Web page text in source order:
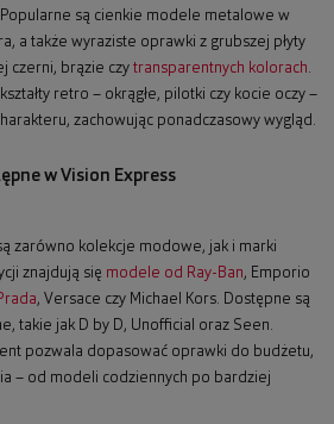
są cienkie modele metalowe w
a także wyraziste oprawki z grubszej płyty
czerni, brązie czy transparentnych kolorach.
retro – okrągłe, pilotki czy kocie oczy –
zachowując ponadczasowy wygląd.
w Vision Express
zarówno kolekcje modowe, jak i marki
znajdują się modele od Ray-Ban, Emporio
, Versace czy Michael Kors. Dostępne są
takie jak D by D, Unofficial oraz Seen.
pozwala dopasować oprawki do budżetu,
– od modeli codziennych po bardziej